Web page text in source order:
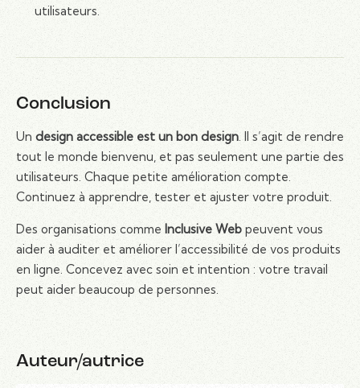
utilisateurs.
Conclusion
Un design accessible est un bon design. Il s’agit de rendre
tout le monde bienvenu, et pas seulement une partie des
utilisateurs. Chaque petite amélioration compte.
Continuez à apprendre, tester et ajuster votre produit.
Des organisations comme Inclusive Web peuvent vous
aider à auditer et améliorer l’accessibilité de vos produits
en ligne. Concevez avec soin et intention : votre travail
peut aider beaucoup de personnes.
Auteur/autrice